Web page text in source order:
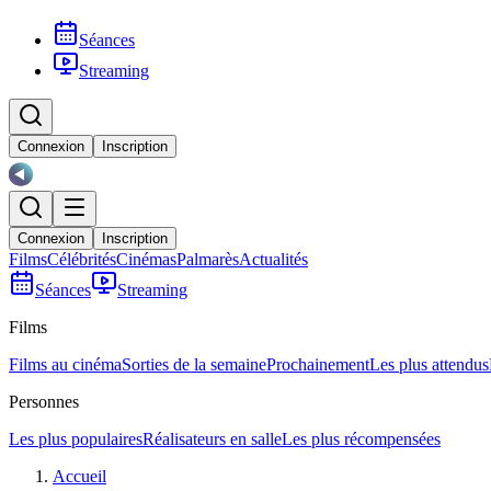
Séances
Streaming
Connexion Inscription
Connexion Inscription
FilmsCélébritésCinémasPalmarèsActualités
Séances
Streaming
Films
Films au cinémaSorties de la semaineProchainementLes plus attendus
Personnes
Les plus populairesRéalisateurs en salleLes plus récompensées
Accueil